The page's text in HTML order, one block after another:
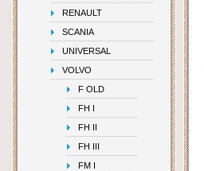
RENAULT
SCANIA
UNIVERSAL
VOLVO
F OLD
FH I
FH II
FH III
FM I